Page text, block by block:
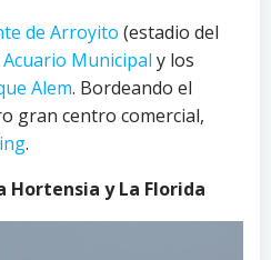
de Arroyito (estadio del
Acuario Municipal y los
Alem. Bordeando el
gran centro comercial,
.
Hortensia y La Florida